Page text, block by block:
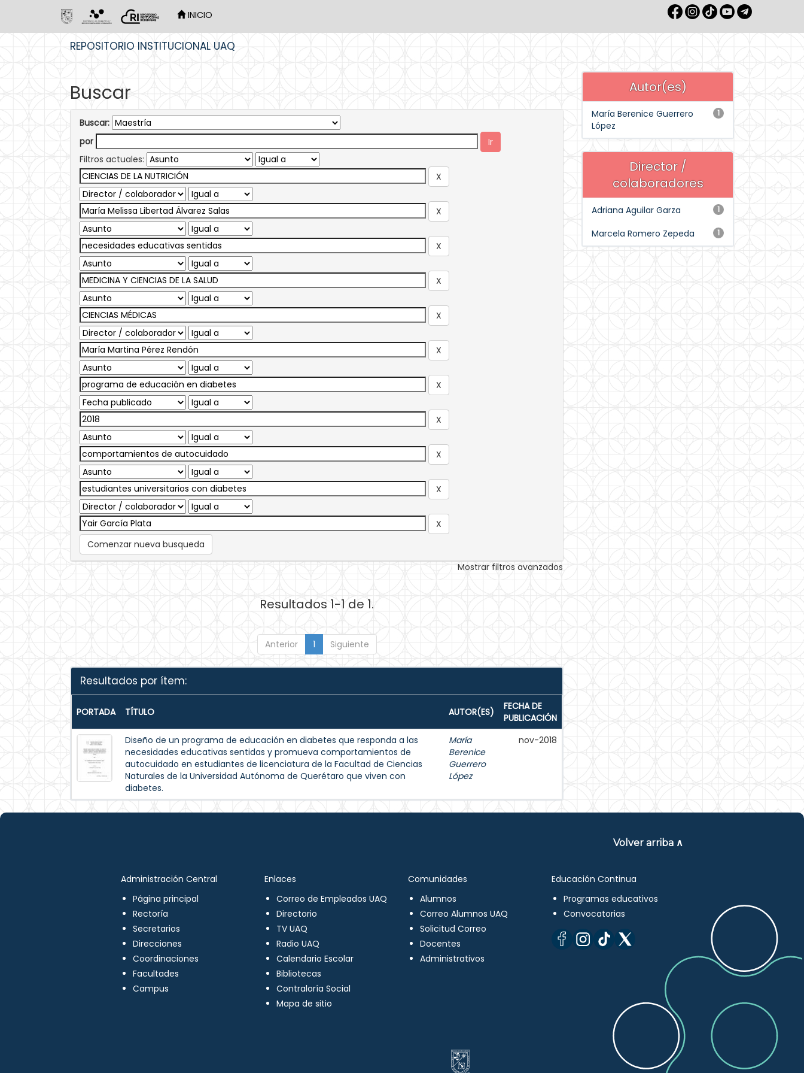
INICIO
REPOSITORIO INSTITUCIONAL UAQ
Buscar
Buscar:
por
Filtros actuales:
Comenzar nueva busqueda
Mostrar filtros avanzados
Resultados 1-1 de 1.
Anterior 1 Siguiente
Resultados por ítem:
PORTADA TÍTULO AUTOR(ES)
FECHA DE
PUBLICACIÓN
Diseño de un programa de educación en diabetes que responda a las
necesidades educativas sentidas y promueva comportamientos de
autocuidado en estudiantes de licenciatura de la Facultad de Ciencias
Naturales de la Universidad Autónoma de Querétaro que viven con
diabetes.
María
Berenice
Guerrero
López
nov-2018
Autor(es)
1
María Berenice Guerrero
López
Director /
colaboradores
1
Adriana Aguilar Garza
1
Marcela Romero Zepeda
Volver arriba ∧
Administración Central
Página principal
Rectoría
Secretarios
Direcciones
Coordinaciones
Facultades
Campus
Enlaces
Correo de Empleados UAQ
Directorio
TV UAQ
Radio UAQ
Calendario Escolar
Bibliotecas
Contraloría Social
Mapa de sitio
Comunidades
Alumnos
Correo Alumnos UAQ
Solicitud Correo
Docentes
Administrativos
Educación Continua
Programas educativos
Convocatorias